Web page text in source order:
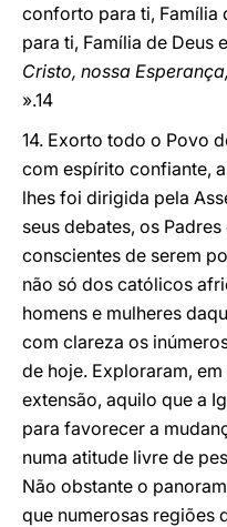
conforto para ti, Família
para ti, Família de Deus
Cristo, nossa
».14
14. Exorto todo o Povo
com espírito confiante,
lhes foi dirigida pela
seus debates, os
conscientes de serem
não só dos católicos
homens e mulheres
com clareza os
de hoje. Exploraram,
extensão, aquilo que a
para favorecer a
numa atitude livre de
Não obstante o
que numerosas regiões